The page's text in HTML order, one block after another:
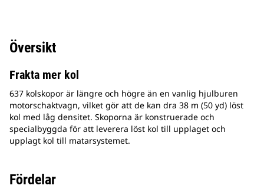
Översikt
Frakta mer kol
637 kolskopor är längre och högre än en vanlig hjulburen
motorschaktvagn, vilket gör att de kan dra 38 m (50 yd) löst
kol med låg densitet. Skoporna är konstruerade och
specialbyggda för att leverera löst kol till upplaget och
upplagt kol till matarsystemet.
Fördelar